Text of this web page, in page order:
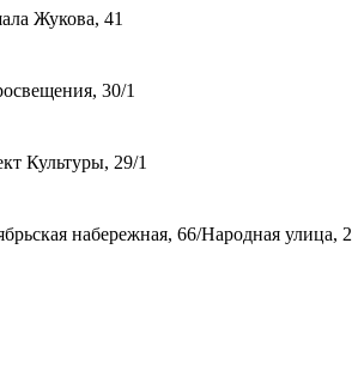
Жукова, 41
30/1
Культуры, 29/1
набережная, 66/Народная улица, 2